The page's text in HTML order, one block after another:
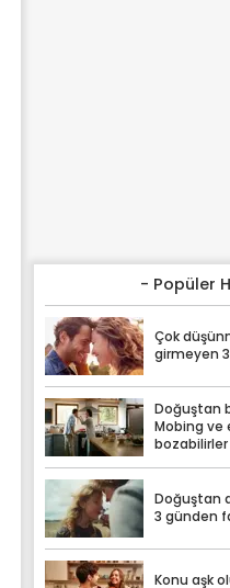
- Popüler
Çok
girmeyen
Doğuştan
Mobing ve
bozabilirler
Doğuştan
3 günden
Konu aşk